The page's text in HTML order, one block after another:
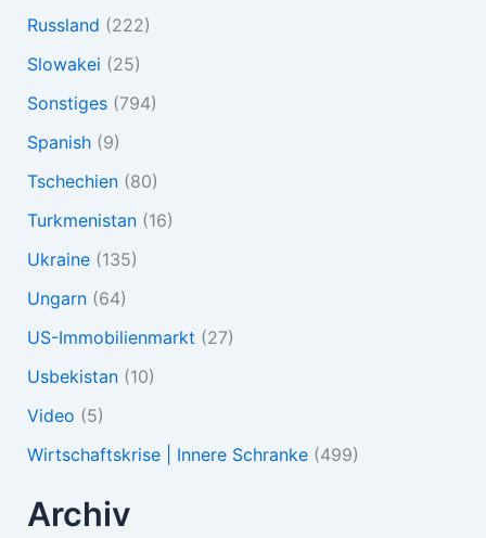
Russland (222)
Slowakei (25)
Sonstiges(794)
Spanish(9)
Tschechien(80)
Turkmenistan(16)
Ukraine(135)
Ungarn(64)
US-Immobilienmarkt (27)
Usbekistan(10)
Video (5)
Wirtschaftskrise | Innere Schranke(499)
Archiv